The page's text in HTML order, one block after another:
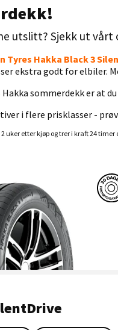
utslitt? Sjekk ut
Tyres Hakka Black 3
ekstra godt for elbiler.
sommerdekk er at
i flere prisklasser -
uker etter kjøp og trer i kraft 24